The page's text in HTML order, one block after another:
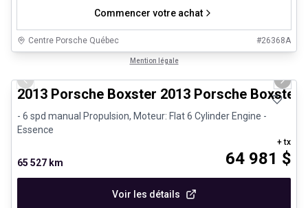
Commencer votre achat
Centre Porsche Québec #26368A
Mention légale
Previous slide Next
2013 Porsche Boxster 2013 Porsche Boxster
- 6 spd manual Propulsion, Moteur: Flat 6 Cylinder Engine -
Essence
65 527 km 64 981 $
+ tx
Voir les détails